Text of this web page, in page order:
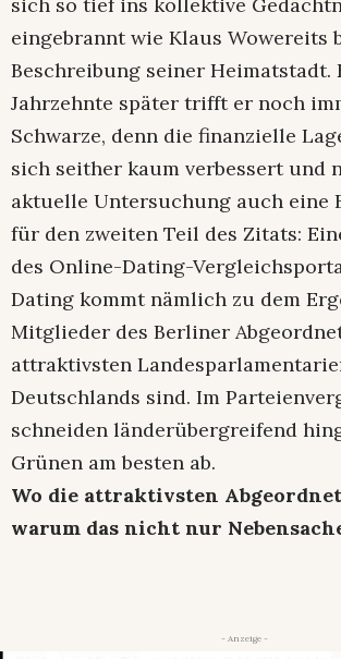
eingebrannt wie Klaus Wowereits
Beschreibung seiner Heimatstadt.
Jahrzehnte später trifft er noch
Schwarze, denn die finanzielle
sich seither kaum verbessert und
aktuelle Untersuchung auch eine
für den zweiten Teil des Zitats:
des Online-Dating-
Dating kommt nämlich zu dem
Mitglieder des Berliner
attraktivsten
Deutschlands sind. Im
schneiden länderübergreifend
Grünen am besten ab.
Wo die attraktivsten
warum das nicht nur
- Anzeige -